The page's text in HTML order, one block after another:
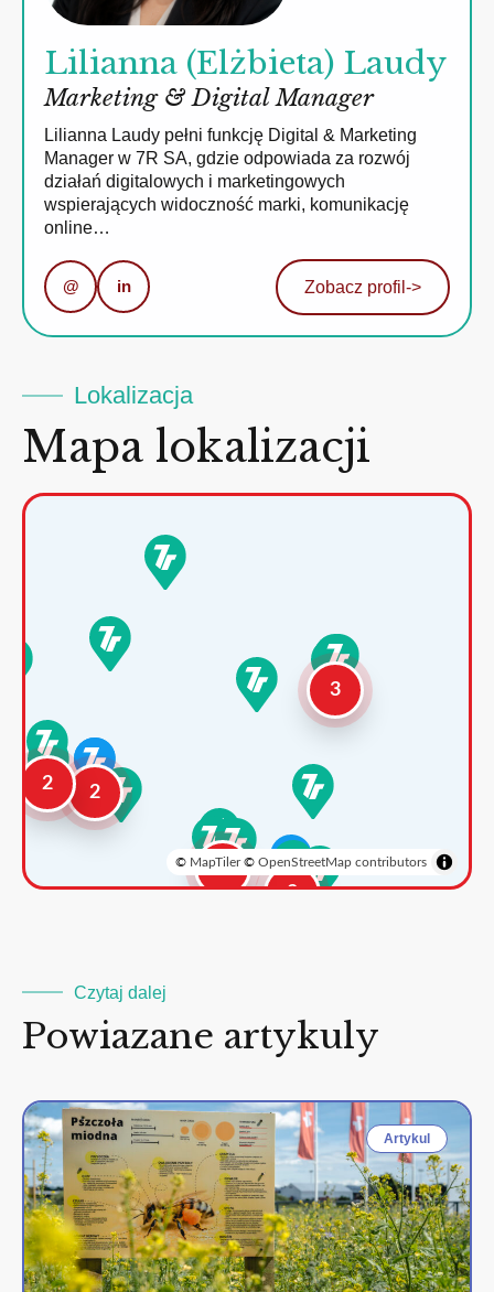
Lilianna (Elżbieta) Laudy
Marketing & Digital Manager
Lilianna Laudy pełni funkcję Digital & Marketing
Manager w 7R SA, gdzie odpowiada za rozwój
działań digitalowych i marketingowych
wspierających widoczność marki, komunikację
online…
@ in Zobacz profil ->
Lokalizacja
Mapa lokalizacji
2
2
3
2
3
© MapTiler© OpenStreetMap contributors
Czytaj dalej
Powiazane artykuly
Artykul